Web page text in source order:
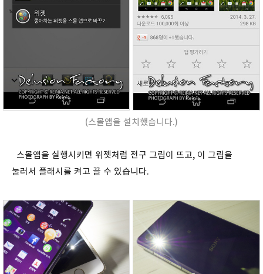
(스몰앱을 설치했습니다.)
스몰앱을 실행시키면 위젯처럼 전구 그림이 뜨고, 이 그림을
눌러서 플래시를 켜고 끌 수 있습니다.